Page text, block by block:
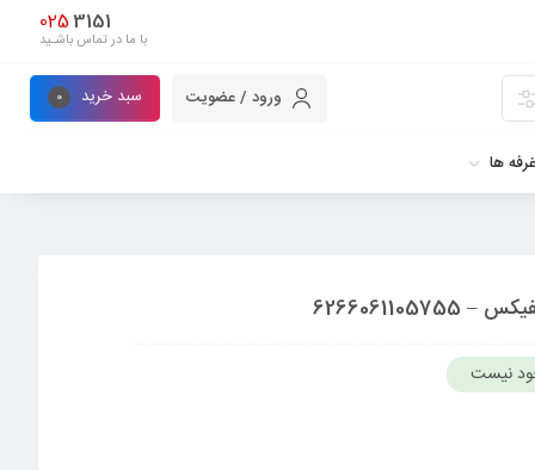
3151
025
با ما در تماس باشـید
ورود / عضویت سبد خرید 0
غرفه ها
نیست